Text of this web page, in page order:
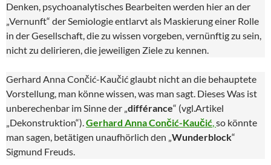
Denken, psychoanalytisches Bearbeiten werden hier an der
„Vernunft“ der Semiologie entlarvt als Maskierung einer Rolle
in der Gesellschaft, die zu wissen vorgeben, vernünftig zu sein,
nicht zu delirieren, die jeweiligen Ziele zu kennen.
Gerhard Anna Cončić-Kaučić glaubt nicht an die behauptete
Vorstellung, man könne wissen, was man sagt. Dieses Was ist
unberechenbar im Sinne der „différance“ (vgl.Artikel
„Dekonstruktion“).Gerhard Anna Cončić-Kaučić,so könnte
man sagen, betätigen unaufhörlich den „Wunderblock“
Sigmund Freuds.